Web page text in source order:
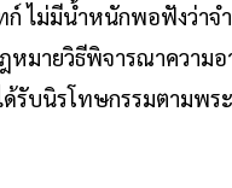
ไม่มีน้ำหนักพอฟังว่าจำ
มายวิธีพิจารณาความ
ด้รับนิรโทษกรรมตามพ